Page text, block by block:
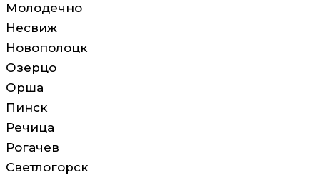
Молодечно
Несвиж
Новополоцк
Озерцо
Орша
Пинск
Речица
Рогачев
Светлогорск